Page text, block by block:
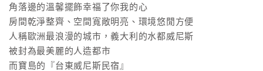
特
色
民
宿
角落邊的溫馨擺飾幸福了你我的心
房間乾淨整齊、空間寬敞明亮、環境悠閒方便
人稱歐洲最浪漫的城市，義大利的水都威尼斯
被封為最美麗的人造都市
而寶島的『台東威尼斯民宿』